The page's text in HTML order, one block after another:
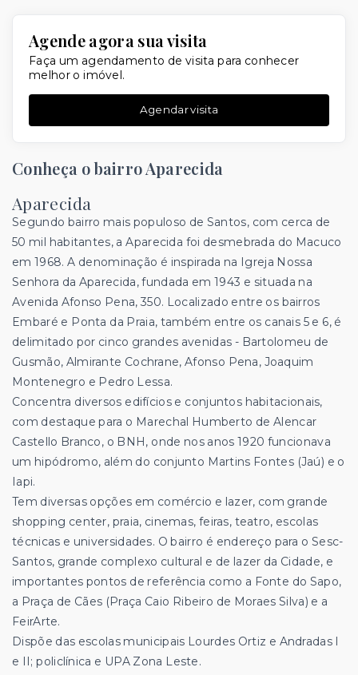
Agende agora sua visita
Faça um agendamento de visita para conhecer
melhor o imóvel.
Agendar visita
Conheça o bairro Aparecida
Aparecida
Segundo bairro mais populoso de Santos, com cerca de
50 mil habitantes, a Aparecida foi desmebrada do Macuco
em 1968. A denominação é inspirada na Igreja Nossa
Senhora da Aparecida, fundada em 1943 e situada na
Avenida Afonso Pena, 350. Localizado entre os bairros
Embaré e Ponta da Praia, também entre os canais 5 e 6, é
delimitado por cinco grandes avenidas - Bartolomeu de
Gusmão, Almirante Cochrane, Afonso Pena, Joaquim
Montenegro e Pedro Lessa.
Concentra diversos edifícios e conjuntos habitacionais,
com destaque para o Marechal Humberto de Alencar
Castello Branco, o BNH, onde nos anos 1920 funcionava
um hipódromo, além do conjunto Martins Fontes (Jaú) e o
Iapi.
Tem diversas opções em comércio e lazer, com grande
shopping center, praia, cinemas, feiras, teatro, escolas
técnicas e universidades. O bairro é endereço para o Sesc-
Santos, grande complexo cultural e de lazer da Cidade, e
importantes pontos de referência como a Fonte do Sapo,
a Praça de Cães (Praça Caio Ribeiro de Moraes Silva) e a
FeirArte.
Dispõe das escolas municipais Lourdes Ortiz e Andradas I
e II; policlínica e UPA Zona Leste.